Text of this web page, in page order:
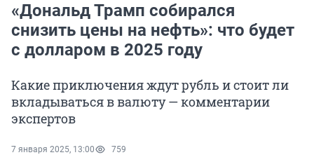
«Дональд Трамп собирался
снизить цены на нефть»: что будет
с долларом в 2025 году
Какие приключения ждут рубль и стоит ли
вкладываться в валюту — комментарии
экспертов
7 января 2025, 13:00 759